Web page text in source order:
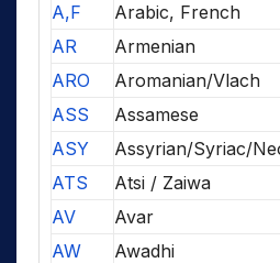
A,F
Arabic, French
AR
Armenian
ARO
Aromanian/Vlach
ASS
Assamese
ASY
Assyrian/Syriac/
ATS
Atsi / Zaiwa
AV
Avar
AW
Awadhi